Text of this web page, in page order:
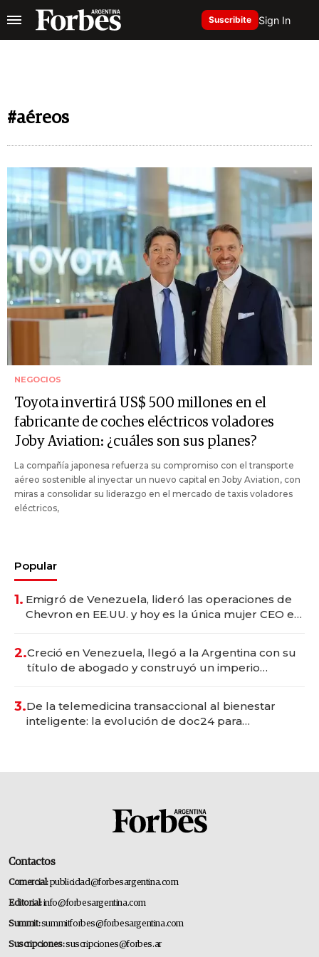
Suscribite Sign In
#aéreos
NEGOCIOS
Toyota invertirá US$ 500 millones en el
fabricante de coches eléctricos voladores
Joby Aviation: ¿cuáles son sus planes?
La compañía japonesa refuerza su compromiso con el transporte
aéreo sostenible al inyectar un nuevo capital en Joby Aviation, con
miras a consolidar su liderazgo en el mercado de taxis voladores
eléctricos,
Popular
1. Emigró de Venezuela, lideró las operaciones de
Chevron en EE.UU. y hoy es la única mujer CEO en
2.Creció en Venezuela, llegó a la Argentina con su
título de abogado y construyó un imperio
3.De la telemedicina transaccional al bienestar
inteligente: la evolución de doc24 para
Contactos
Comercial:publicidad@forbesargentina.com
Editorial:info@forbesargentina.com
Summit:summitforbes@forbesargentina.com
Suscripciones:suscripciones@forbes.ar